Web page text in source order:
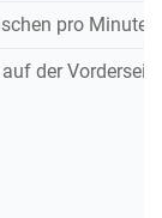
pro
der